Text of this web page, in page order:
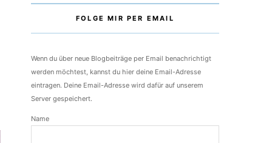
FOLGE MIR PER EMAIL
Wenn du über neue Blogbeiträge per Email benachrichtigt
werden möchtest, kannst du hier deine Email-Adresse
eintragen. Deine Email-Adresse wird dafür auf unserem
Server gespeichert.
Name